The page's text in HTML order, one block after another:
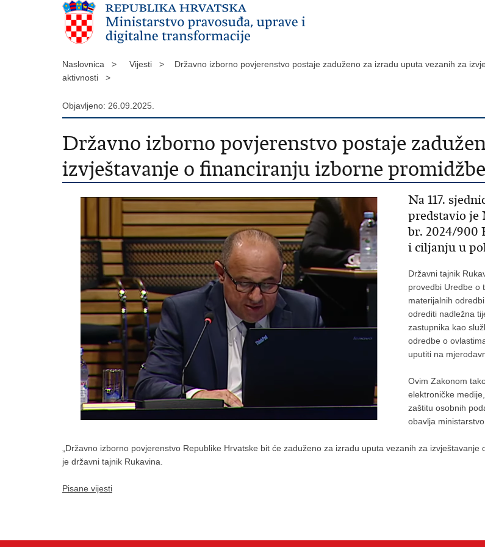
Naslovnica > Vijesti >
Državno izborno povjerenstvo postaje zaduženo za izradu uputa vezanih za
aktivnosti >
Objavljeno: 26.09.2025.
Državno izborno povjerenstvo postaje
izvještavanje o financiranju izborne
Na 117.
predstavio je
br. 2024/900
i ciljanju u
Državni tajnik
provedbi Uredbe o
materijalnih
odrediti nadležna
zastupnika kao
odredbe o
uputiti na
Ovim Zakonom
elektroničke
zaštitu osobnih
obavlja
„Državno izborno povjerenstvo Republike Hrvatske bit će zaduženo za izradu uputa vezanih za
je državni tajnik Rukavina.
Pisane vijesti